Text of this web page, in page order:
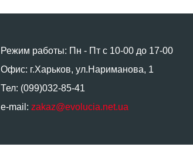
Режим работы: Пн - Пт с 10-00 до 17-00
Офис: г.Харьков, ул.Нариманова, 1
Тел: (099)032-85-41
e-mail: zakaz@evolucia.net.ua